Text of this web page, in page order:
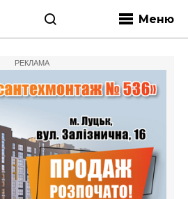
Меню
РЕКЛАМА